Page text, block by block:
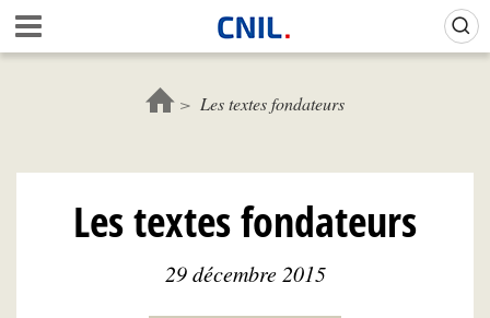
Aller
au
contenu
c
l
C
N
I
L
Les textes fondateurs
Les textes fondateurs
29 décembre 2015
Gestion de vos préférences sur les cookies (témoins de connexion)